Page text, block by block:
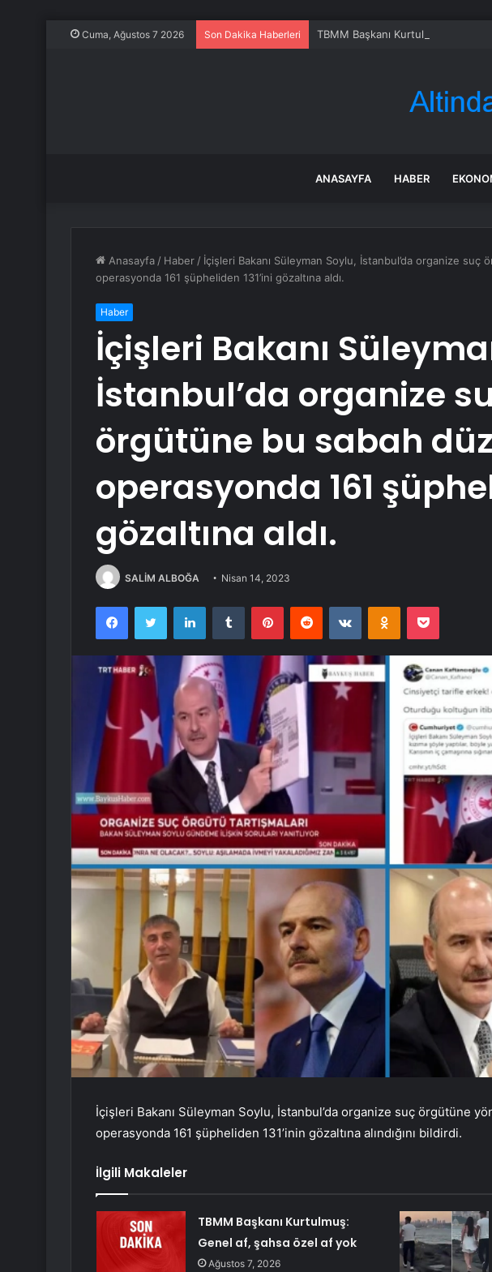
Cuma, Ağustos 7 2026 Son Dakika Haberleri TBMM Başkanı Kurtulmuş: Genel
ANASAYFA HABER
Anasayfa / Haber / İçişleri Bakanı Süleyman Soylu, İstanbul’da organize
operasyonda 161 şüpheliden 131’ini gözaltına aldı.
Haber
İçişleri Bakanı
İstanbul’da organize
örgütüne bu sabah
operasyonda 161
gözaltına aldı.
SALİM ALBOĞA Nisan 14, 2023
FacebookTwitter LinkedInTumblr PinterestReddit VKontakteOdnoklassniki
Pocket
İçişleri Bakanı Süleyman Soylu, İstanbul’da organize suç örgütüne
operasyonda 161 şüpheliden 131’inin gözaltına alındığını bildirdi.
İlgili Makaleler
TBMM Başkanı Kurtulmuş:
Genel af, şahsa özel af yok
Ağustos 7, 2026